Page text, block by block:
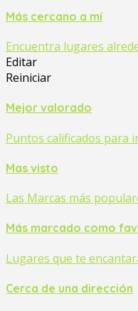
Más cercano a mí
Encuentra lugares
Editar
Reiniciar
Mejor valorado
Puntos calificados para
Mas visto
Las Marcas más
Más marcado como
Lugares que te
Cerca de una dirección